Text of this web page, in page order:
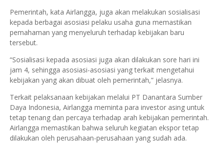
Pemerintah, kata Airlangga, juga akan melakukan sosialisasi
kepada berbagai asosiasi pelaku usaha guna memastikan
pemahaman yang menyeluruh terhadap kebijakan baru
tersebut.
“Sosialisasi kepada asosiasi juga akan dilakukan sore hari ini
jam 4, sehingga asosiasi-asosiasi yang terkait mengetahui
kebijakan yang akan dibuat oleh pemerintah,” jelasnya.
Terkait pelaksanaan kebijakan melalui PT Danantara Sumber
Daya Indonesia, Airlangga meminta para investor asing untuk
tetap tenang dan percaya terhadap arah kebijakan pemerintah.
Airlangga memastikan bahwa seluruh kegiatan ekspor tetap
dilakukan oleh perusahaan-perusahaan yang sudah ada.